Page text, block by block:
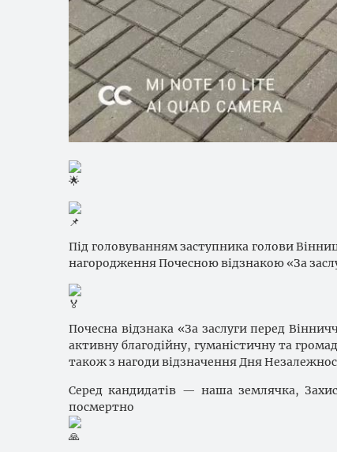
Під головуванням заступника голови
нагородження Почесною відзнакою «За
Почесна відзнака «За заслуги перед
активну благодійну, гуманістичну та
також з нагоди відзначення Дня
Серед кандидатів — наша землячка,
посмертно